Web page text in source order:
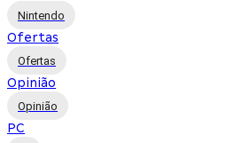
Nintendo
Ofertas
Ofertas
Opinião
Opinião
PC